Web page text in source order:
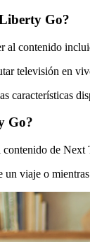
Go?
al contenido
televisión en
características
Go?
de Next
un viaje o